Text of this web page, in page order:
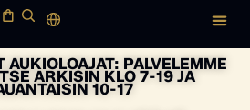
AUKIOLOAJAT: PALVELEMME
ARKISIN KLO 7-19 JA
10-17